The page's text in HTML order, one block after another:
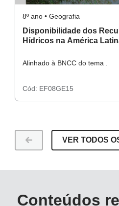
8º ano • Geografia
Disponibilidade dos
Hídricos na América
Alinhado à BNCC do tema .
Cód: EF08GE15
VER TODOS
Conteúdos